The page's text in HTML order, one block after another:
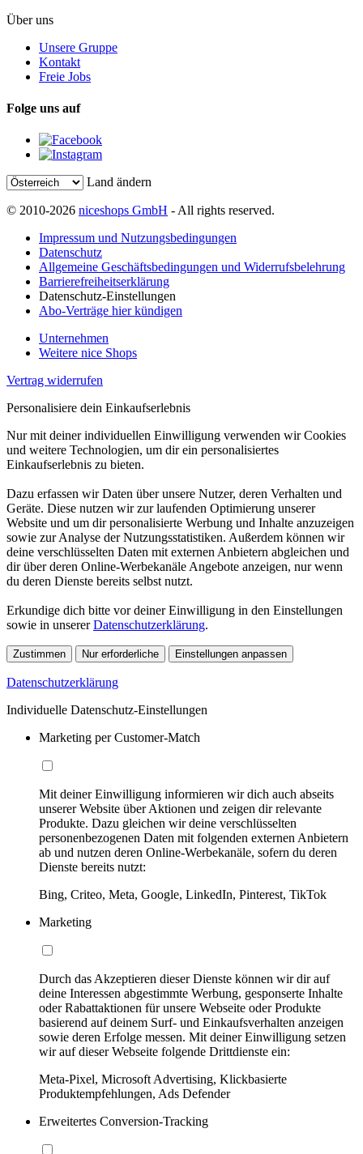
Über uns
Unsere Gruppe
Kontakt
Freie Jobs
Folge uns auf
Land ändern
© 2010-2026 niceshops GmbH - All rights reserved.
Impressum und Nutzungsbedingungen
Datenschutz
Allgemeine Geschäftsbedingungen und Widerrufsbelehrung
Barrierefreiheitserklärung
Datenschutz-Einstellungen
Abo-Verträge hier kündigen
Unternehmen
Weitere nice Shops
Vertrag widerrufen
Personalisiere dein Einkaufserlebnis
Nur mit deiner individuellen Einwilligung verwenden wir Cookies
und weitere Technologien, um dir ein personalisiertes
Einkaufserlebnis zu bieten.
Dazu erfassen wir Daten über unsere Nutzer, deren Verhalten und
Geräte. Diese nutzen wir zur laufenden Optimierung unserer
Website und um dir personalisierte Werbung und Inhalte anzuzeigen
sowie zur Analyse der Nutzungsstatistiken. Außerdem können wir
deine verschlüsselten Daten mit externen Anbietern abgleichen und
dir über deren Online-Werbekanäle Angebote anzeigen, nur wenn
du deren Dienste bereits selbst nutzt.
Erkundige dich bitte vor deiner Einwilligung in den Einstellungen
sowie in unsererDatenschutzerklärung.
Zustimmen Nur erforderliche Einstellungen anpassen
Datenschutzerklärung
Individuelle Datenschutz-Einstellungen
Marketing per Customer-Match
Mit deiner Einwilligung informieren wir dich auch abseits
unserer Website über Aktionen und zeigen dir relevante
Produkte. Dazu gleichen wir deine verschlüsselten
personenbezogenen Daten mit folgenden externen Anbietern
ab und nutzen deren Online-Werbekanäle, sofern du deren
Dienste bereits nutzt:
Bing, Criteo, Meta, Google, LinkedIn, Pinterest, TikTok
Marketing
Durch das Akzeptieren dieser Dienste können wir dir auf
deine Interessen abgestimmte Werbung, gesponserte Inhalte
oder Rabattaktionen für unsere Webseite oder Produkte
basierend auf deinem Surf- und Einkaufsverhalten anzeigen
sowie deren Erfolge messen. Mit deiner Einwilligung setzen
wir auf dieser Webseite folgende Drittdienste ein:
Meta-Pixel, Microsoft Advertising, Klickbasierte
Produktempfehlungen, Ads Defender
Erweitertes Conversion-Tracking